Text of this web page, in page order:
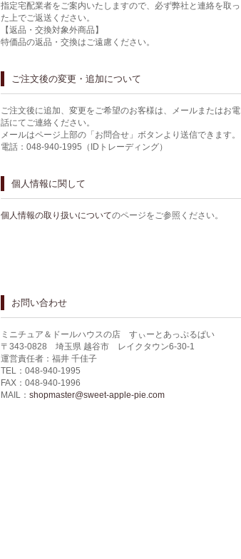
指定宅配業者をご案内いたしますので、必ず弊社と連絡を取っ
た上でご返送ください。
【返品・交換対象外商品】
特価品の返品・交換はご遠慮ください。
ご注文後の変更・追加について
ご注文後に追加、変更をご希望のお客様は、メールまたはお電
話にてご連絡ください。
メールはページ上部の「お問合せ」ボタンより送信できます。
電話：048-940-1995（IDトレーディング）
個人情報に関して
個人情報の取り扱いについてのページをご参照ください。
お問い合わせ
ミニチュア＆ドールハウスの店 すぃーとあっぷるぱい
〒343-0828 埼玉県 越谷市 レイクタウン6-30-1
運営責任者：福井 千佳子
TEL：048-940-1995
FAX：048-940-1996
MAIL： shopmaster@sweet-apple-pie.com